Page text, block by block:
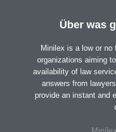
Über was
Minilex is a low or
organizations aiming
availability of law
answers from
provide an instant and